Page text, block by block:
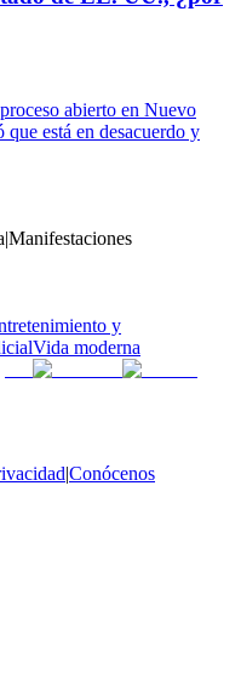
abierto en Nuevo
está en desacuerdo y
|Manifestaciones
y
Vida moderna
|Conócenos